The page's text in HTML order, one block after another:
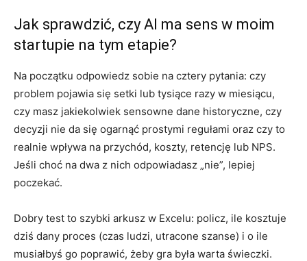
Jak sprawdzić, czy AI ma sens w moim
startupie na tym etapie?
Na początku odpowiedz sobie na cztery pytania: czy
problem pojawia się setki lub tysiące razy w miesiącu,
czy masz jakiekolwiek sensowne dane historyczne, czy
decyzji nie da się ogarnąć prostymi regułami oraz czy to
realnie wpływa na przychód, koszty, retencję lub NPS.
Jeśli choć na dwa z nich odpowiadasz „nie”, lepiej
poczekać.
Dobry test to szybki arkusz w Excelu: policz, ile kosztuje
dziś dany proces (czas ludzi, utracone szanse) i o ile
musiałbyś go poprawić, żeby gra była warta świeczki.